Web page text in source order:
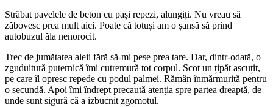
Străbat pavelele de beton cu pași repezi, alungiți. Nu vreau să
zăbovesc prea mult aici. Poate că totuși am o șansă să prind
autobuzul ăla nenorocit.
Trec de jumătatea aleii fără să-mi pese prea tare. Dar, dintr-odată, o
zguduitură puternică îmi cutremură tot corpul. Scot un țipăt ascuțit,
pe care îl opresc repede cu podul palmei. Rămân înmărmurită pentru
o secundă. Apoi îmi îndrept precaută atenția spre partea dreaptă, de
unde sunt sigură că a izbucnit zgomotul.